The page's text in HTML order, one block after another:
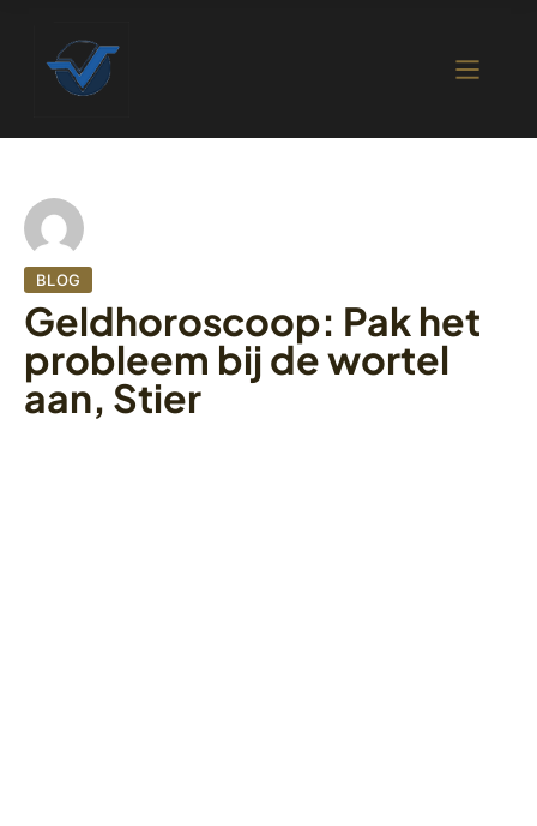
BLOG
Geldhoroscoop: Pak het
probleem bij de wortel
aan, Stier